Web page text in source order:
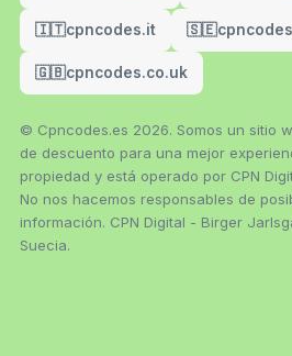
🇮🇹cpncodes.it 🇸🇪
🇬🇧cpncodes.co.uk
© Cpncodes.es 2026. Somos un sitio
de descuento para una mejor
propiedad y está operado por CPN
No nos hacemos responsables de
información. CPN Digital - Birger
Suecia.